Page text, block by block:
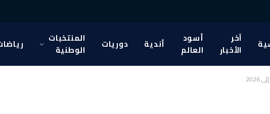
آخر
الأخبار
أسود
العالم
أندية دوريات
المنتخبات
الوطنية